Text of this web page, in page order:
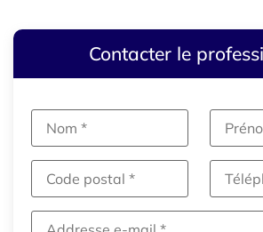
Contacter le